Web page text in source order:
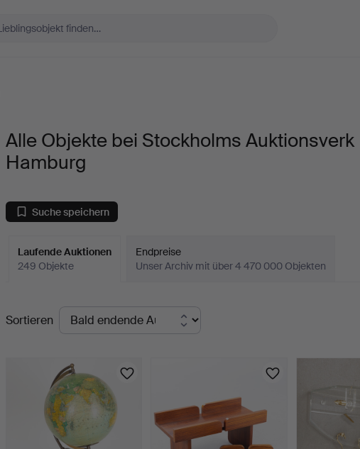
Alle Objekte bei Stockholms Auktionsverk
Hamburg
Suche speichern
Laufende Auktionen
249 Objekte
Endpreise
Unser Archiv mit über 4 470 000 Objekten
Laufende
Auktionen
Sortieren